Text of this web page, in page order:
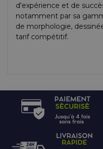
d'expérience et de
notamment par sa
de morphologie,
tarif compétitif.